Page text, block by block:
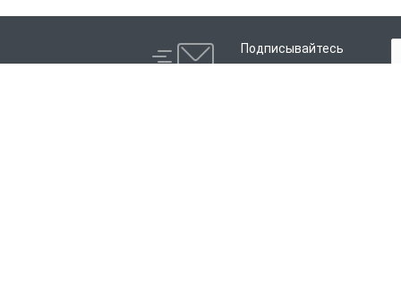
Подписывайтесь
на новости и акции: